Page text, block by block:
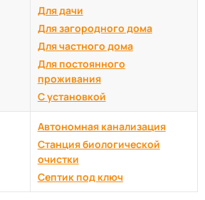
Для дачи
Для загородного дома
Для частного дома
Для постоянного
проживания
С установкой
Автономная канализация
Станция биологической
очистки
Септик под ключ